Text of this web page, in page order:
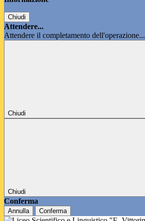
Chiudi
Attendere...
Attendere il completamento dell'operazione...
Chiudi
Chiudi
Conferma
Annulla Conferma